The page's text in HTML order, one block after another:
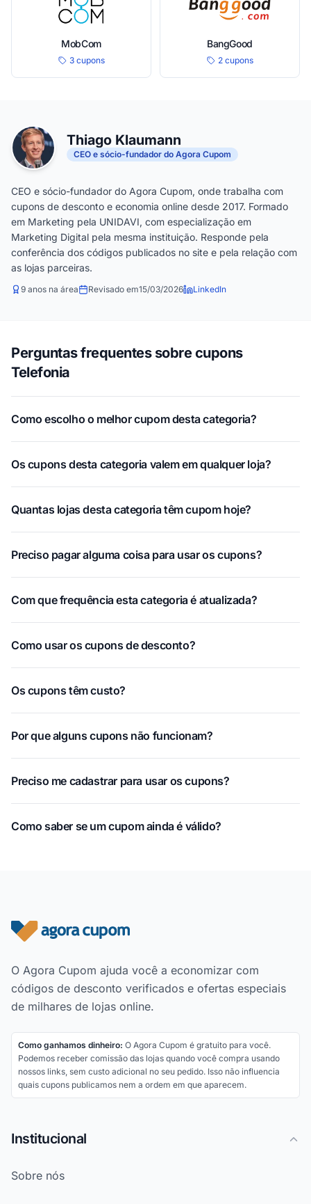
MobCom
3 cupons
BangGood
2 cupons
Thiago Klaumann
CEO e sócio-fundador do Agora Cupom
CEO e sócio-fundador do Agora Cupom, onde trabalha com
cupons de desconto e economia online desde 2017. Formado
em Marketing pela UNIDAVI, com especialização em
Marketing Digital pela mesma instituição. Responde pela
conferência dos códigos publicados no site e pela relação com
as lojas parceiras.
9 anos na área Revisado em15/03/2026 LinkedIn
Perguntas frequentes sobre cupons
Telefonia
Como escolho o melhor cupom desta categoria?
Os cupons desta categoria valem em qualquer loja?
Quantas lojas desta categoria têm cupom hoje?
Preciso pagar alguma coisa para usar os cupons?
Com que frequência esta categoria é atualizada?
Como usar os cupons de desconto?
Os cupons têm custo?
Por que alguns cupons não funcionam?
Preciso me cadastrar para usar os cupons?
Como saber se um cupom ainda é válido?
Rodapé do site
O Agora Cupom ajuda você a economizar com
códigos de desconto verificados e ofertas especiais
de milhares de lojas online.
Como ganhamos dinheiro: O Agora Cupom é gratuito para você.
Podemos receber comissão das lojas quando você compra usando
nossos links, sem custo adicional no seu pedido. Isso não influencia
quais cupons publicamos nem a ordem em que aparecem.
Institucional
Sobre nós